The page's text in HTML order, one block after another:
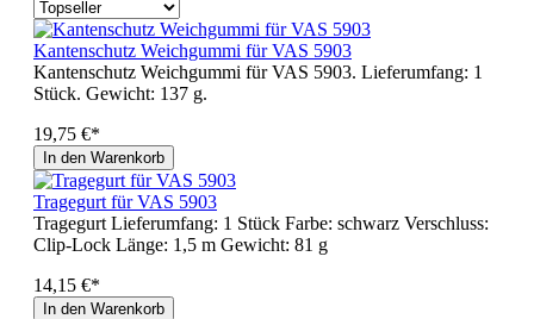
Kantenschutz Weichgummi für VAS 5903
Kantenschutz Weichgummi für VAS 5903. Lieferumfang: 1
Stück. Gewicht: 137 g.
19,75 €*
In den Warenkorb
Tragegurt für VAS 5903
Tragegurt Lieferumfang: 1 Stück Farbe: schwarz Verschluss:
Clip-Lock Länge: 1,5 m Gewicht: 81 g
14,15 €*
In den Warenkorb